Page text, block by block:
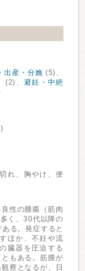
出産・分娩 (5)、
(2)、避妊・中絶
れ、胸やけ、便
性の腫瘍（筋肉
く、30代以降の
る。発症すると
ほか、不妊や流
臓器を圧迫する
もある。筋腫が
察となるが、日